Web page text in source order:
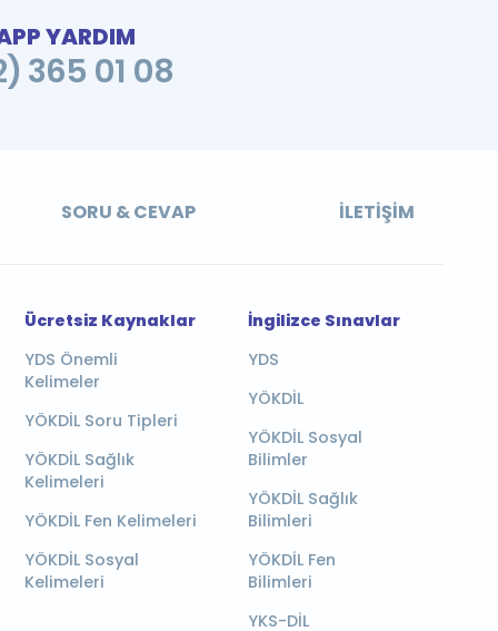
YARDIM
365 01 08
SORU & CEVAP İLETIŞIM
Ücretsiz Kaynaklar
YDS Önemli
Kelimeler
YÖKDİL Soru Tipleri
YÖKDİL Sağlık
Kelimeleri
YÖKDİL Fen Kelimeleri
YÖKDİL Sosyal
Kelimeleri
İngilizce Sınavlar
YDS
YÖKDİL
YÖKDİL Sosyal
Bilimler
YÖKDİL Sağlık
Bilimleri
YÖKDİL Fen
Bilimleri
YKS-DİL